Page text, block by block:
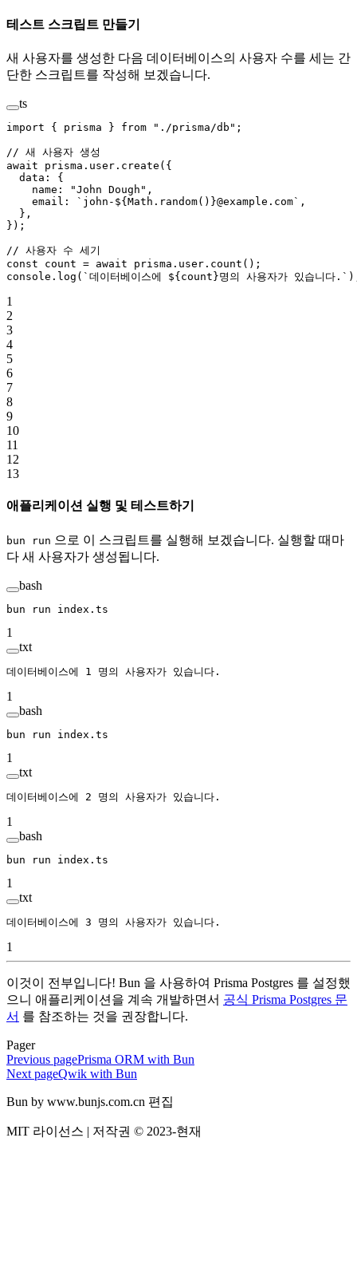
테스트 스크립트 만들기
새 사용자를 생성한 다음 데이터베이스의 사용자 수를 세는 간
단한 스크립트를 작성해 보겠습니다.
ts
import { prisma } from "./prisma/db" ;
// 새 사용자 생성
await prisma.user. create ({
  data: {
    name:
"John Dough" ,
    email:
`john-${ Math . random() }@example.com` ,
  },
});
// 사용자 수 세기
const count = await prisma.user. count ();
console. log ( `데이터베이스에 ${ count }명의 사용자가 있습니다.`
1
2
3
4
5
6
7
8
9
10
11
12
13
애플리케이션 실행 및 테스트하기
bun run 으로 이 스크립트를 실행해 보겠습니다. 실행할 때마
다 새 사용자가 생성됩니다.
bash
bun run index.ts
1
txt
데이터베이스에 1 명의 사용자가 있습니다.
1
bash
bun run index.ts
1
txt
데이터베이스에 2 명의 사용자가 있습니다.
1
bash
bun run index.ts
1
txt
데이터베이스에 3 명의 사용자가 있습니다.
1
이것이 전부입니다! Bun 을 사용하여 Prisma Postgres 를 설정했
으니 애플리케이션을 계속 개발하면서 공식 Prisma Postgres 문
서 를 참조하는 것을 권장합니다.
Pager
Previous pagePrisma ORM with Bun
Next pageQwik with Bun
Bun by www.bunjs.com.cn 편집
MIT 라이선스 | 저작권 © 2023-현재